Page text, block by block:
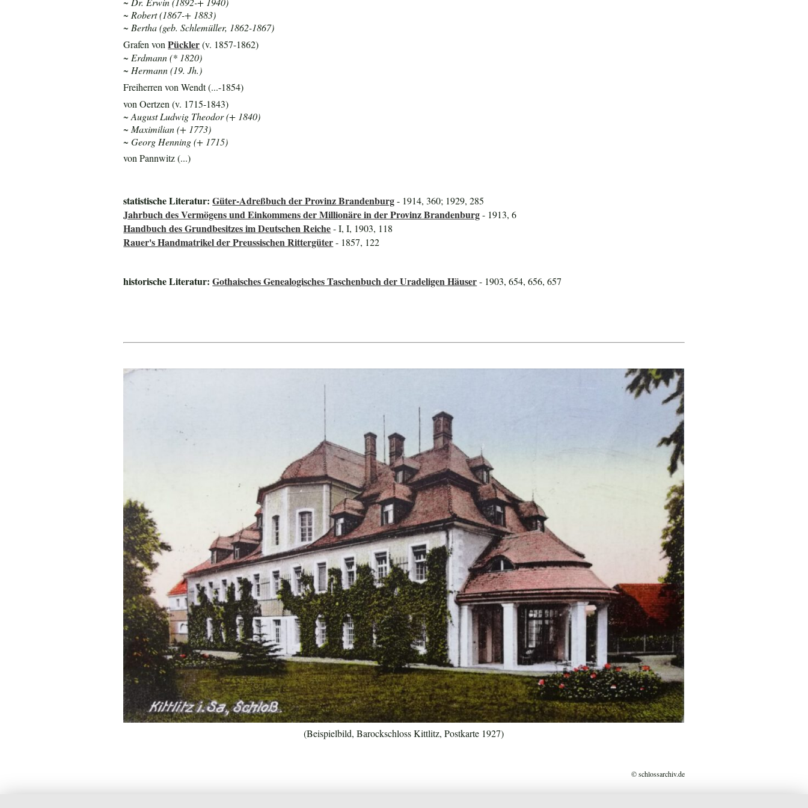
~ Robert (1867-+ 1883)
~ Bertha (geb. Schlemüller, 1862-1867)
Grafen vonPückler(v. 1857-1862)
~ Erdmann (* 1820)
~ Hermann (19. Jh.)
Freiherren von Wendt (...-1854)
von Oertzen (v. 1715-1843)
~ August Ludwig Theodor (+ 1840)
~ Maximilian (+ 1773)
~ Georg Henning (+ 1715)
von Pannwitz (...)
statistische Literatur:Güter-Adreßbuch der Provinz Brandenburg- 1914, 360; 1929, 285
Jahrbuch des Vermögens und Einkommens der Millionäre in der Provinz Brandenburg- 1913, 6
Handbuch des Grundbesitzes im Deutschen Reiche- I, I, 1903, 118
Rauer's Handmatrikel der Preussischen Rittergüter- 1857, 122
historische Literatur:Gothaisches Genealogisches Taschenbuch der Uradeligen Häuser- 1903, 654, 656, 657
(Beispielbild, Barockschloss Kittlitz, Postkarte 1927)
© schlossarchiv.de